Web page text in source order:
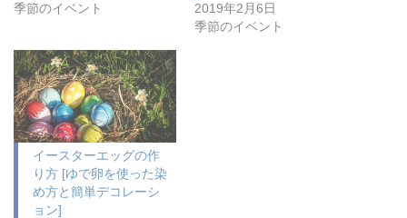
季節のイベント
2019年2月6日
季節のイベント
イースターエッグの作
り方 [ゆで卵を使った染
め方と簡単デコレーシ
ョン]